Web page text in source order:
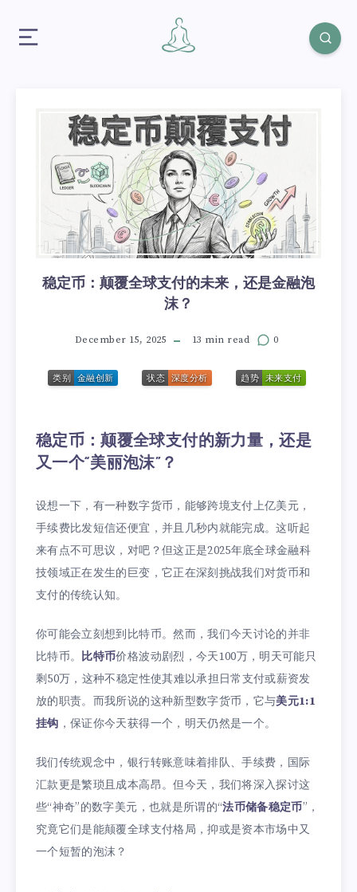
稳定币：颠覆全球支付的未来，还是金融泡
沫？
December 15, 2025 13 min read 0
稳定币：颠覆全球支付的新力量，还是
又一个“美丽泡沫”？
设想一下，有一种数字货币，能够跨境支付上亿美元，
手续费比发短信还便宜，并且几秒内就能完成。这听起
来有点不可思议，对吧？但这正是2025年底全球金融科
技领域正在发生的巨变，它正在深刻挑战我们对货币和
支付的传统认知。
你可能会立刻想到比特币。然而，我们今天讨论的并非
比特币。 比特币价格波动剧烈，今天100万，明天可能只
剩50万，这种不稳定性使其难以承担日常支付或薪资发
放的职责。而我所说的这种新型数字货币，它与美元1:1
挂钩 ，保证你今天获得一个，明天仍然是一个。
我们传统观念中，银行转账意味着排队、手续费，国际
汇款更是繁琐且成本高昂。但今天，我们将深入探讨这
些“神奇”的数字美元，也就是所谓的“法币储备稳定币”，
究竟它们是能颠覆全球支付格局，抑或是资本市场中又
一个短暂的泡沫？